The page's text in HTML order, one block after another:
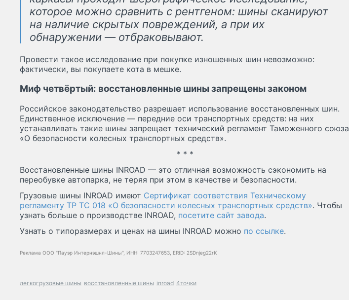
которое можно сравнить с рентгеном: шины сканируют
на наличие скрытых повреждений, а при их
обнаружении — отбраковывают.
Провести такое исследование при покупке изношенных шин невозможно:
фактически, вы покупаете кота в мешке.
Миф четвёртый: восстановленные шины запрещены законом
Российское законодательство разрешает использование восстановленных шин.
Единственное исключение — передние оси транспортных средств: на них
устанавливать такие шины запрещает технический регламент Таможенного союза
«О безопасности колесных транспортных средств».
* * *
Восстановленные шины INROAD — это отличная возможность сэкономить на
переобувке автопарка, не теряя при этом в качестве и безопасности.
Грузовые шины INROAD имеют Сертификат соответствия Техническому
регламенту ТР ТС 018 «О безопасности колесных транспортных средств». Чтобы
узнать больше о производстве INROAD, посетите сайт завода.
Узнать о типоразмерах и ценах на шины INROAD можно по ссылке.
Реклама ООО "Пауэр Интернэшнл-Шины", ИНН: 7703247653, ERID: 2SDnjeg22rK
легкогрузовые шины восстановленные шины inroad 4точки